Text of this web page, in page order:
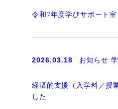
令和7年度学びサポート
2026.03.18 お知らせ
経済的支援（入学料／授
した